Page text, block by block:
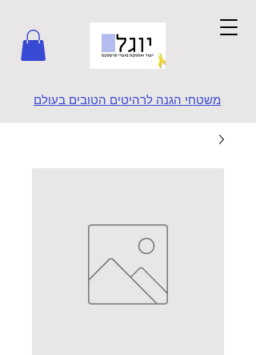
משטחי הגנה לרהיטים הטובים בעולם